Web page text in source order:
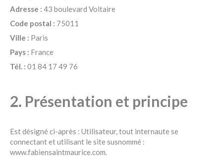
Adresse : 43 boulevard Voltaire
Code postal : 75011
Ville : Paris
Pays : France
Tél. : 01 84 17 49 76
2. Présentation et principe
Est désigné ci-après : Utilisateur, tout internaute se
connectant et utilisant le site susnommé :
www.fabiensaintmaurice.com.